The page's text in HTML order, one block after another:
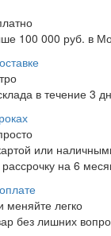
100 000 руб. в
в течение 3
или
на 6
меняйте легко
без лишних